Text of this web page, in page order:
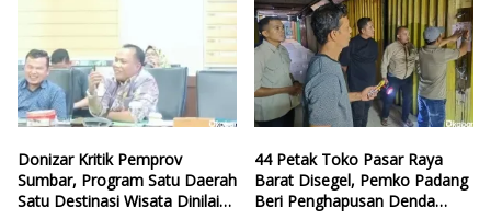
Donizar Kritik Pemprov
Sumbar, Program Satu Daerah
Satu Destinasi Wisata Dinilai
44 Petak Toko Pasar Raya
Barat Disegel, Pemko Padang
Beri Penghapusan Denda